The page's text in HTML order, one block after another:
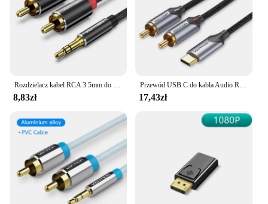
Rozdzielacz kabel RCA 3.5mm do 2RCA złącze RCA kabel 3.5 kabel Audio RCA do kina domowego ze wzmacniaczem smartfona przewód AUX RCA
8,83zł
Przewód USB C do kabla Audio RCA typ C do 2 kabla RCA do wzmacniacza głośnikowego Huawei Xiaomi Laptop 1m 2m 3m USB C Splitter RCA Y
17,43zł